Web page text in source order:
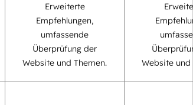
Erweiterte
Empfehlungen,
umfassende
Überprüfung der
Website und Themen.
Website und